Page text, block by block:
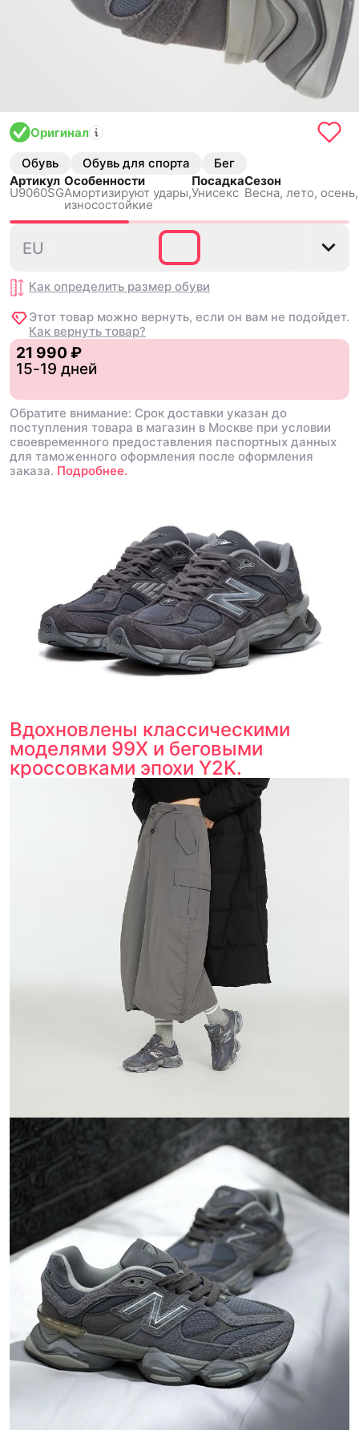
Оригинал
Обувь Обувь для спорта
Бег
Артикул
U9060SG
Особенности
Амортизируют удары,
износостойкие
Посадка
Унисекс
Сезон
Весна, лето,
38.5
EU
Как определить размер обуви
Этот товар можно вернуть, если он вам не подойдет.
Как вернуть товар?
21 990 ₽
15-19 дней
Обратите внимание: Срок доставки указан до
поступления товара в магазин в Москве при условии
своевременного предоставления паспортных данных
для таможенного оформления после оформления
заказа. Подробнее.
Вдохновлены классическими
моделями 99X и беговыми
кроссовками эпохи Y2K.